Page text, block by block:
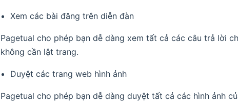
Xem các bài đăng trên diễn đàn
Pagetual cho phép bạn dễ dàng xem tất cả các câu trả lời
không cần lật trang.
Duyệt các trang web hình ảnh
Pagetual cho phép bạn dễ dàng duyệt tất cả các hình ảnh